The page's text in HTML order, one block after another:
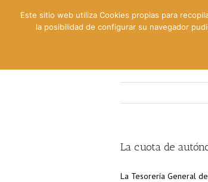
La cuota de
La Tesorería General
Este sitio web utiliza Cookies propias para
la posibilidad de configurar su navegador